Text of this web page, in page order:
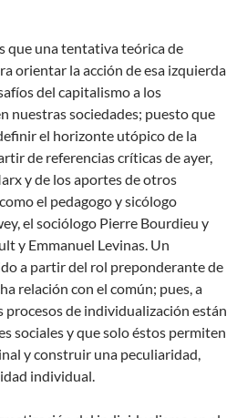
que una tentativa teórica de
orientar la acción de esa izquierda
del capitalismo a los
nuestras sociedades; puesto que
el horizonte utópico de la
de referencias críticas de ayer,
y de los aportes de otros
el pedagogo y sicólogo
el sociólogo Pierre Bourdieu y
y Emmanuel Levinas. Un
a partir del rol preponderante de
relación con el común; pues, a
procesos de individualización están
sociales y que solo éstos permiten
y construir una peculiaridad,
individual.